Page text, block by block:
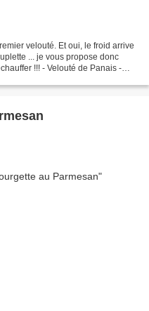
velouté. Et oui, le froid arrive
... je vous propose donc
!!! - Velouté de Panais -